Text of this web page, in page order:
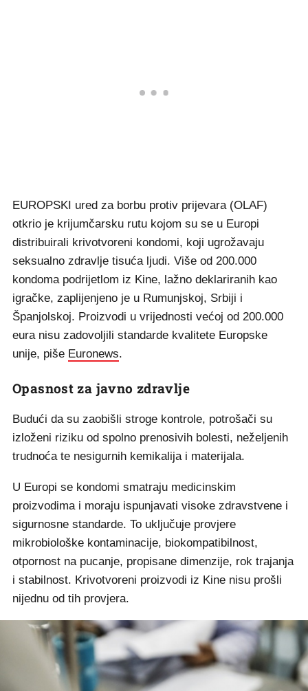
EUROPSKI ured za borbu protiv prijevara (OLAF)
otkrio je krijumčarsku rutu kojom su se u Europi
distribuirali krivotvoreni kondomi, koji ugrožavaju
seksualno zdravlje tisuća ljudi. Više od 200.000
kondoma podrijetlom iz Kine, lažno deklariranih kao
igračke, zaplijenjeno je u Rumunjskoj, Srbiji i
Španjolskoj. Proizvodi u vrijednosti većoj od 200.000
eura nisu zadovoljili standarde kvalitete Europske
unije, piše Euronews.
Opasnost za javno zdravlje
Budući da su zaobišli stroge kontrole, potrošači su
izloženi riziku od spolno prenosivih bolesti, neželjenih
trudnoća te nesigurnih kemikalija i materijala.
U Europi se kondomi smatraju medicinskim
proizvodima i moraju ispunjavati visoke zdravstvene i
sigurnosne standarde. To uključuje provjere
mikrobiološke kontaminacije, biokompatibilnost,
otpornost na pucanje, propisane dimenzije, rok trajanja
i stabilnost. Krivotvoreni proizvodi iz Kine nisu prošli
nijednu od tih provjera.